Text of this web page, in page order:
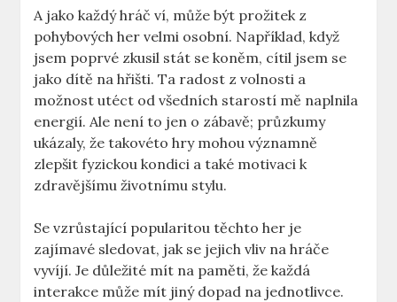
A jako každý hráč ví, může být prožitek z
pohybových her velmi osobní. Například, když
jsem poprvé zkusil stát se koněm, cítil jsem se
jako dítě na hřišti. Ta radost z volnosti a
možnost utéct od všedních starostí mě naplnila
energií. Ale není to jen o zábavě; průzkumy
ukázaly, že takovéto hry mohou významně
zlepšit fyzickou kondici a také motivaci k
zdravějšímu životnímu stylu.
Se vzrůstající popularitou těchto her je
zajímavé sledovat, jak se jejich vliv na hráče
vyvíjí. Je důležité mít na paměti, že každá
interakce může mít jiný dopad na jednotlivce.